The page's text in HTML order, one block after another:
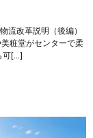
流改革説明（後編）
粧堂がセンターで柔
可[…]